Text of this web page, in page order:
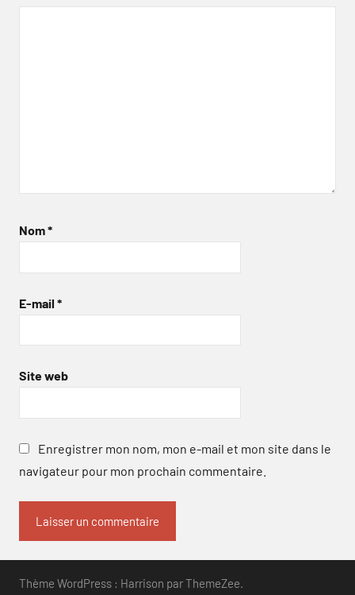
Nom*
E-mail *
Site web
Enregistrer mon nom, mon e-mail et mon site dans le
navigateur pour mon prochain commentaire.
Thème WordPress : Harrison par ThemeZee.